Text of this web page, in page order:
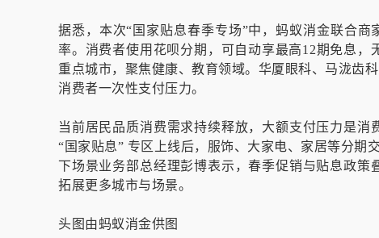
据悉，本次“国家贴息春季专场”中，蚂蚁消金联合
率。消费者使用花呗分期，可自动享最高12期免息
重点城市，聚焦健康、教育领域。华厦眼科、马泷齿
消费者一次性支付压力。
当前居民品质消费需求持续释放，大额支付压力是消
“国家贴息” 专区上线后，服饰、大家电、家居等分期
下场景业务部总经理彭博表示，春季促销与贴息政
拓展更多城市与场景。
头图由蚂蚁消金供图